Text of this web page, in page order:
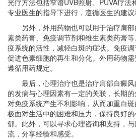
专业医生的指导下进行，遵循医生的建议
另外，外用药物也可以用于治疗肩部
素类药膏、免疫调节剂和维生素类药膏
疫系统的活性，减轻白斑的症状。免疫
促进色素细胞的再生和分化。外用药物
遵循用药规定。
最后，心理治疗也是治疗肩部白癜风
的发病与心理因素有一定的关联，长期
对免疫系统产生不利影响，从而加重白
极面对生活中的困难和压力，保持良好
郁。此外，可以寻求心理咨询和支持，
流，分享经验和感受。